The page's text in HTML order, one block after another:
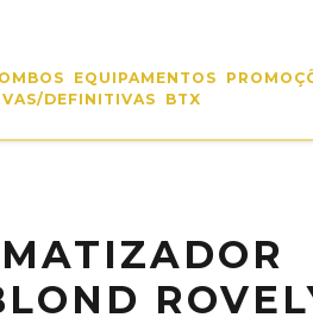
EQUIPAMENTOS
DEFINITIVAS
BTX